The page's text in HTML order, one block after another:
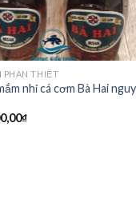
PHAN THIẾT
nhỉ cá cơm Bà Hai
₫